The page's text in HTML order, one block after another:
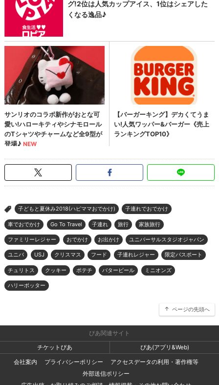
> 子どもと夏休み2018(ハピママおでかけ) 子連れでおでかけ
車でおでかけ Go To Travel 子連れ 旅行 家族旅行
ファミリーレジャー おでかけ お出かけ ユニバーサルスタジオジャパン
ユニバ USJ クリスマス フード 子連れレジャー 限定パスポート
チュリトス クッキー ポテチ バタービール ミニオンズ
ハリーポッター
ページの先頭へ
ぴあ関連サイト
チケットぴあ
ぴあ(アプリ&Web)
会社案内
プライバシーポリシー
アクセスデータの利用・著作権等
外部送信ポリシー